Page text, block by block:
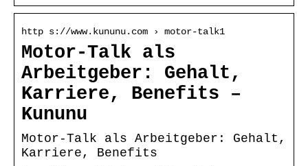
http s://www.kununu.com › motor-talk1
Motor-Talk als
Arbeitgeber: Gehalt,
Karriere, Benefits –
Kununu
Motor-Talk als Arbeitgeber: Gehalt,
Karriere, Benefits